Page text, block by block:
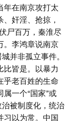
年在南京攻打太
奸淫、抢掠，
尸百万，秦淮尽
。李鸿章说南京
并非孤立事件。
比皆是。以暴力
乎老百姓的生命
一个“国家”或
治被制度化，统治
习以为常。中国